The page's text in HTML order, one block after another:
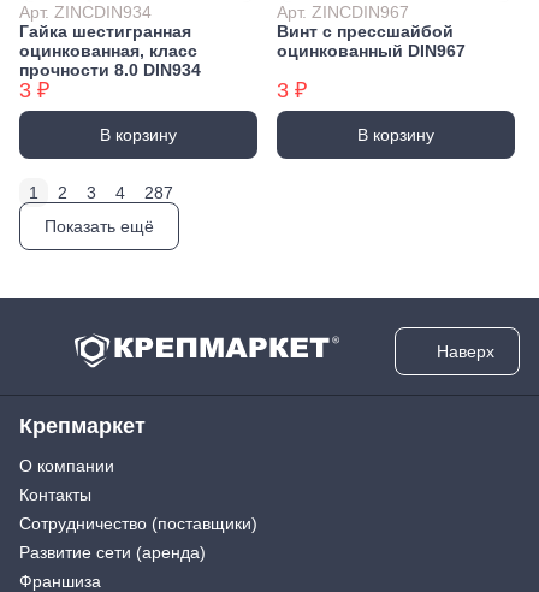
Арт. ZINCDIN934
Гайка шестигранная
оцинкованная, класс
прочности 8.0 DIN934
3 ₽
В корзину
Арт. ZINCDIN967
Винт с прессшайбой
оцинкованный DIN967
3 ₽
В корзину
1 2 3 4
287
Показать ещё
Наверх
Крепмаркет
О компании
Контакты
Сотрудничество (поставщики)
Развитие сети (аренда)
Франшиза